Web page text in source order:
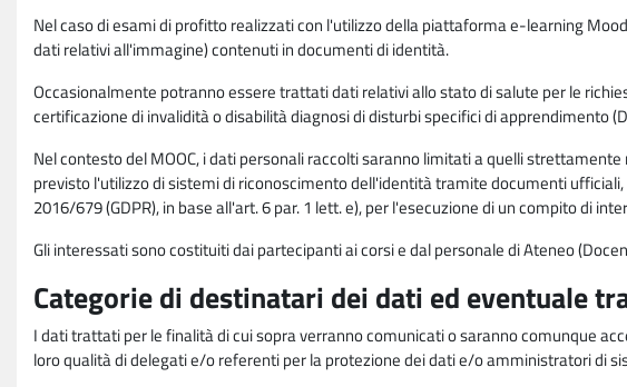
Nel caso di esami di profitto realizzati con l'utilizzo della piattaforma e-learning
dati relativi all'immagine) contenuti in documenti di identità.
Occasionalmente potranno essere trattati dati relativi allo stato di salute per le
certificazione di invalidità o disabilità diagnosi di disturbi specifici di apprendimento
Nel contesto del MOOC, i dati personali raccolti saranno limitati a quelli
previsto l'utilizzo di sistemi di riconoscimento dell'identità tramite documenti
2016/679 (GDPR), in base all'art. 6 par. 1 lett. e), per l'esecuzione di un compito di
Gli interessati sono costituiti dai partecipanti ai corsi e dal personale di Ateneo
Categorie di destinatari dei dati ed eventuale
I dati trattati per le finalità di cui sopra verranno comunicati o saranno comunque
loro qualità di delegati e/o referenti per la protezione dei dati e/o amministratori di